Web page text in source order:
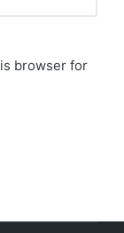
browser for